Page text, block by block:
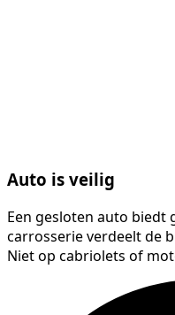
Auto is veilig
Een gesloten auto biedt
carrosserie verdeelt de
Niet op cabriolets of